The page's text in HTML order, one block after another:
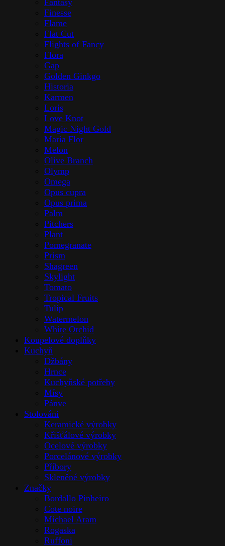
Finesse
Flame
Flat Cut
Flights of Fancy
Flora
Gap
Golden Ginkgo
Historia
Karmen
Loris
Love Knot
Magic Night Gold
Maria Flor
Melon
Olive Branch
Olymp
Omega
Opus cupra
Opus prima
Palm
Pitchers
Plant
Pomegranate
Prism
Shagreen
Skylight
Tomato
Tropical Fruits
Tulip
Watermelon
White Orchid
Koupelové doplňky
Kuchyň
Džbány
Hrnce
Kuchyňské potřeby
Mísy
Pánve
Stolováni
Keramické výrobky
Křišťálové výrobky
Ocelové výrobky
Porcelánové výrobky
Příbory
Skleněné výrobky
Značky
Bordallo Pinheiro
Cote noire
Michael Aram
Rogaska
Ruffoni